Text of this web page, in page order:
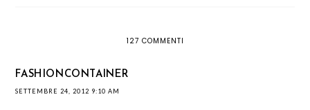
127 COMMENTI
FASHIONCONTAINER
SETTEMBRE 24, 2012 9:10 AM